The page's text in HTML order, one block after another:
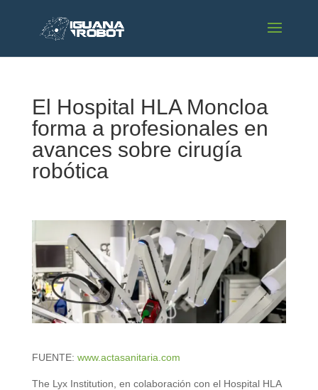
El Hospital HLA Moncloa
forma a profesionales en
avances sobre cirugía
robótica
FUENTE: www.actasanitaria.com
The Lyx Institution, en colaboración con el Hospital HLA